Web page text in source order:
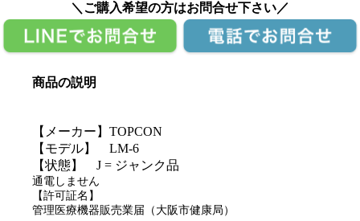
＼ご購入希望の方はお問合せ下さい／
商品の説明
【メーカー】TOPCON
【モデル】 LM-6
【状態】 J = ジャンク品
通電しません
【許可証名】
管理医療機器販売業届（大阪市健康局）